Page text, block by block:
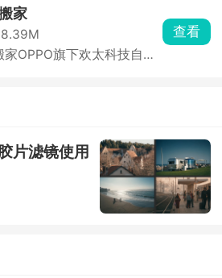
长。可手动调节频率测试
耳机外也能用来煲小型蓝
务必低音量使用，大音量
易烧坏耳机音圈，现代耳
家
OPPO旗下欢太科技自研
件自建专属无线热点点对
零流量、不用数据线，采
不会泄露。
查看
片滤镜使用